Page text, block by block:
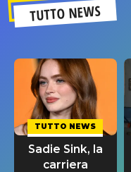
TUTTO NEWS
TUTTO NEWS
Sadie Sink, la
carriera